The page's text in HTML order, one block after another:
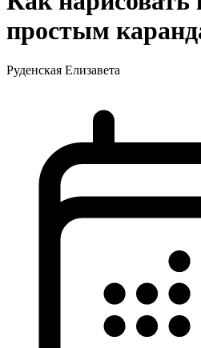
простым
Руденская Елизавета